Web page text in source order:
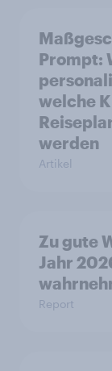
Prompt:
welche
werden
Artikel
Zu gute
Jahr
Report